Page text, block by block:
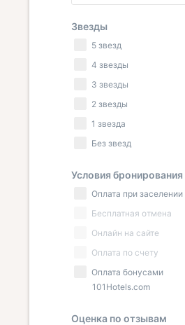
Звезды
5 звезд
4 звезды
3 звезды
2 звезды
1 звезда
Без звезд
Условия бронирования
Оплата при заселении
Бесплатная отмена
Онлайн на сайте
Оплата по счету
Оплата бонусами
101Hotels.com
Оценка по отзывам